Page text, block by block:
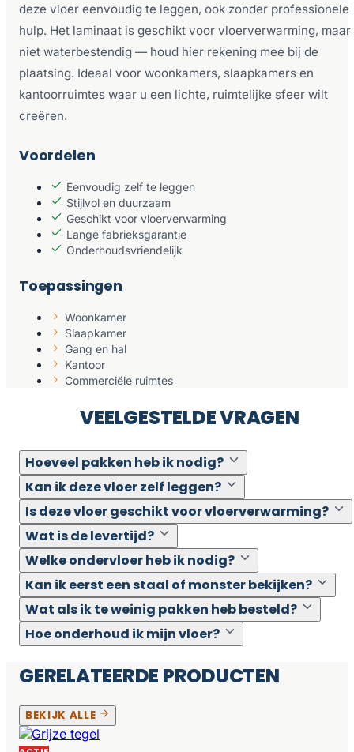
deze vloer eenvoudig te leggen, ook zonder professionele
hulp. Het laminaat is geschikt voor vloerverwarming, maar
niet waterbestendig — houd hier rekening mee bij de
plaatsing. Ideaal voor woonkamers, slaapkamers en
kantoorruimtes waar u een lichte, ruimtelijke sfeer wilt
creëren.
Voordelen
Eenvoudig zelf te leggen
Stijlvol en duurzaam
Geschikt voor vloerverwarming
Lange fabrieksgarantie
Onderhoudsvriendelijk
Toepassingen
Woonkamer
Slaapkamer
Gang en hal
Kantoor
Commerciële ruimtes
VEELGESTELDE VRAGEN
Hoeveel pakken heb ik nodig?
Kan ik deze vloer zelf leggen?
Is deze vloer geschikt voor vloerverwarming?
Wat is de levertijd?
Welke ondervloer heb ik nodig?
Kan ik eerst een staal of monster bekijken?
Wat als ik te weinig pakken heb besteld?
Hoe onderhoud ik mijn vloer?
GERELATEERDE PRODUCTEN
BEKIJK ALLE